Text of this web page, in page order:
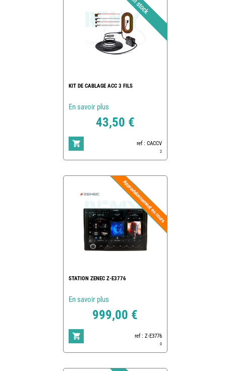
KIT DE CABLAGE ACC 3 FILS
En savoir plus
43,50 €
ref : CACCV
2
STATION ZENEC Z-E3776
En savoir plus
999,00 €
ref : Z-E3776
0